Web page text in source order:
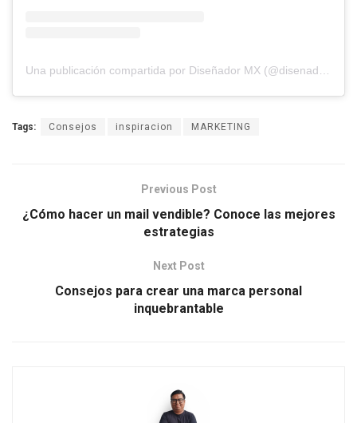
Tags: Consejos inspiracion MARKETING
Previous Post
¿Cómo hacer un mail vendible? Conoce las mejores
estrategias
Next Post
Consejos para crear una marca personal
inquebrantable